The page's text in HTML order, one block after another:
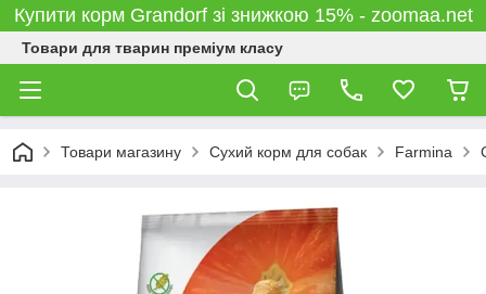
Купити корм Grandorf зі знижкою 15% - zoomaa.net
Товари для тварин преміум класу
Товари магазину Сухий корм для собак Farmina